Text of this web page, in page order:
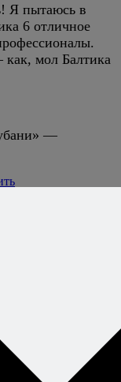
Я пытаюсь в
6 отличное
как, мол Балтика
—
Меня
вина,
Спасибо
говорим о